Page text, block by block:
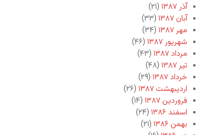
آذر ۱۳۸۷
(۲۱)
آبان ۱۳۸۷
(۳۳)
مهر ۱۳۸۷
(۳۴)
شهریور ۱۳۸۷
(۴۶)
مرداد ۱۳۸۷
(۴۳)
تیر ۱۳۸۷
(۴۸)
خرداد ۱۳۸۷
(۲۹)
اردیبهشت ۱۳۸۷
(۲۶)
فروردین ۱۳۸۷
(۱۴)
اسفند ۱۳۸۶
(۲۴)
بهمن ۱۳۸۶
(۲۱)